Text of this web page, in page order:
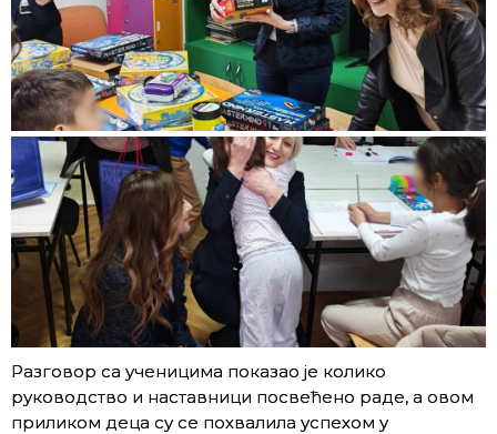
Разговор са ученицима показао је колико
руководство и наставници посвећено раде, а овом
приликом деца су се похвалила успехом у